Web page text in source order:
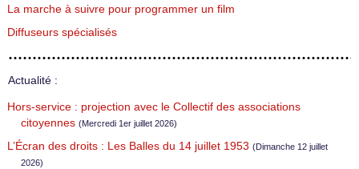
La marche à suivre pour programmer un film
Diffuseurs spécialisés
Actualité :
Hors-service : projection avec le Collectif des associations
citoyennes (Mercredi 1er juillet 2026)
L’Écran des droits : Les Balles du 14 juillet 1953 (Dimanche 12 juillet
2026)